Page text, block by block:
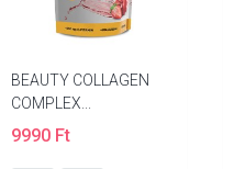
BEAUTY COLLAGEN
COMPLEX...
9990 Ft